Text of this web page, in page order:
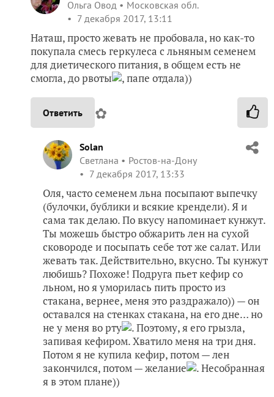
Ольга Овод
Московская обл.
7 декабря 2017, 13:11
Наташ, просто жевать не пробовала, но как-то
покупала смесь геркулеса с льняным семенем
для диетического питания, в общем есть не
смогла, до рвоты
, папе отдала))
Ответить ✿
Solan
Светлана
Ростов-на-Дону
7 декабря 2017, 13:33
Оля, часто семенем льна посыпают выпечку
(булочки, бублики и всякие крендели). Я и
сама так делаю. По вкусу напоминает кунжут.
Ты можешь быстро обжарить лен на сухой
сковороде и посыпать себе тот же салат. Или
жевать так. Действительно, вкусно. Ты кунжут
любишь? Похоже! Подруга пьет кефир со
льном, но я уморилась пить просто из
стакана, вернее, меня это раздражало)) — он
оставался на стенках стакана, на его дне… но
не у меня во рту
. Поэтому, я его грызла,
запивая кефиром. Хватило меня на три дня.
Потом я не купила кефир, потом — лен
закончился, потом — желание
. Несобранная
я в этом плане))